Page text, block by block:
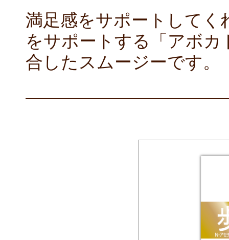
満足感をサポートしてく
をサポートする「アボ
合したスムージーです。